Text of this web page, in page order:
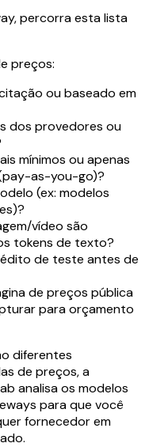
percorra esta lista
preços:
ou baseado em
dos provedores ou
mínimos ou apenas
as-you-go)?
(ex: modelos
vídeo são
tokens de texto?
de teste antes de
de preços pública
para orçamento
diferentes
de preços, a
analisa os modelos
para que você
fornecedor em